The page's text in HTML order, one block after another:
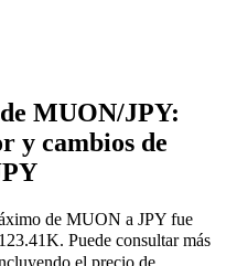
MUON/JPY:
y cambios de
de MUON a JPY fue
Puede consultar más
el precio de